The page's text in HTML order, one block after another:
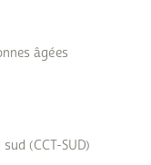
âgées
(CCT-SUD)